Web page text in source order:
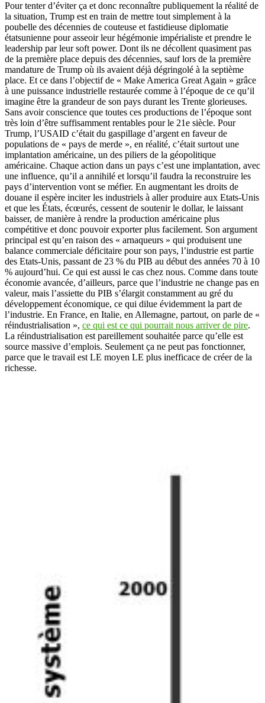
Pour tenter d’éviter ça et donc reconnaître publiquement la réalité de
la situation, Trump est en train de mettre tout simplement à la
poubelle des décennies de couteuse et fastidieuse diplomatie
étatsunienne pour asseoir leur hégémonie impérialiste et prendre le
leadership par leur soft power. Dont ils ne décollent quasiment pas
de la première place depuis des décennies, sauf lors de la première
mandature de Trump où ils avaient déjà dégringolé à la septième
place. Et ce dans l’objectif de « Make America Great Again » grâce
à une puissance industrielle restaurée comme à l’époque de ce qu’il
imagine être la grandeur de son pays durant les Trente glorieuses.
Sans avoir conscience que toutes ces productions de l’époque sont
très loin d’être suffisamment rentables pour le 21e siècle. Pour
Trump, l’USAID c’était du gaspillage d’argent en faveur de
populations de « pays de merde », en réalité, c’était surtout une
implantation américaine, un des piliers de la géopolitique
américaine. Chaque action dans un pays c’est une implantation, avec
une influence, qu’il a annihilé et lorsqu’il faudra la reconstruire les
pays d’intervention vont se méfier. En augmentant les droits de
douane il espère inciter les industriels à aller produire aux Etats-Unis
et que les États, écœurés, cessent de soutenir le dollar, le laissant
baisser, de manière à rendre la production américaine plus
compétitive et donc pouvoir exporter plus facilement. Son argument
principal est qu’en raison des « arnaqueurs » qui produisent une
balance commerciale déficitaire pour son pays, l’industrie est partie
des Etats-Unis, passant de 23 % du PIB au début des années 70 à 10
% aujourd’hui. Ce qui est aussi le cas chez nous. Comme dans toute
économie avancée, d’ailleurs, parce que l’industrie ne change pas en
valeur, mais l’assiette du PIB s’élargit constamment au gré du
développement économique, ce qui dilue évidemment la part de
l’industrie. En France, en Italie, en Allemagne, partout, on parle de «
réindustrialisation », ce qui est ce qui pourrait nous arriver de pire.
La réindustrialisation est pareillement souhaitée parce qu’elle est
source massive d’emplois. Seulement ça ne peut pas fonctionner,
parce que le travail est LE moyen LE plus inefficace de créer de la
richesse.